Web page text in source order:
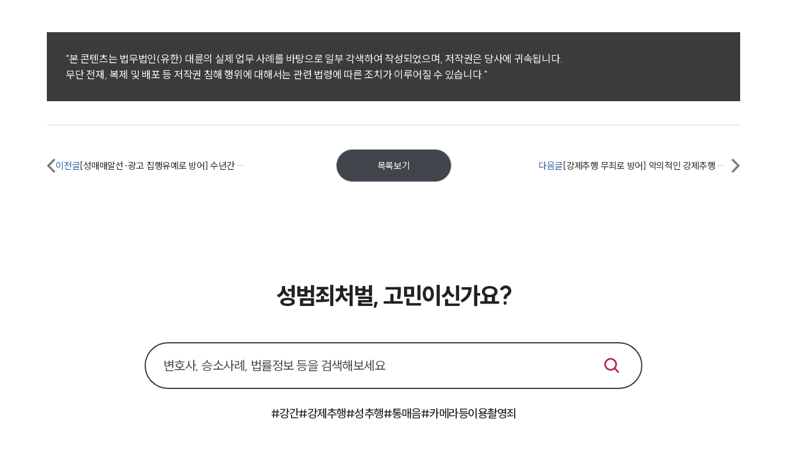
"본 콘텐츠는 법무법인(유한) 대륜의 실제 업무 사례를 바탕으로 일부 각색하여 작성되었으며, 저작권은 당사에 귀속됩니다.
무단 전재, 복제 및 배포 등 저작권 침해 행위에 대해서는 관련 법령에 따른 조치가 이루어질 수 있습니다."
이전글 [성매매알선·광고 집행유예로 방어] 수년간 불법행위로 수억 원 대금 취득했으나 실형을 면함 목록보기 다음글 [강제추행 무죄로 방어] 악의적인 강제추행 혐의를 받았지만 무고함 입증
성범죄처벌, 고민이신가요?
#강간#강제추행#성추행#통매음#카메라등이용촬영죄